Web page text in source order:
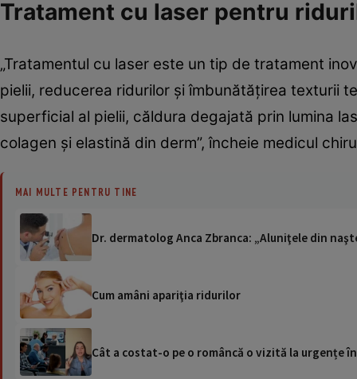
Tratament cu laser pentru
„Tratamentul cu laser este un tip de tratament
pielii, reducerea ridurilor și îmbunătățirea texturii
superficial al pielii, căldura degajată prin lumina
colagen și elastină din derm”, încheie medicul
MAI MULTE PENTRU TINE
Dr. dermatolog Anca Zbranca: „Aluniţele din
Cum amâni apariţia ridurilor
Cât a costat-o pe o româncă o vizită la urgențe